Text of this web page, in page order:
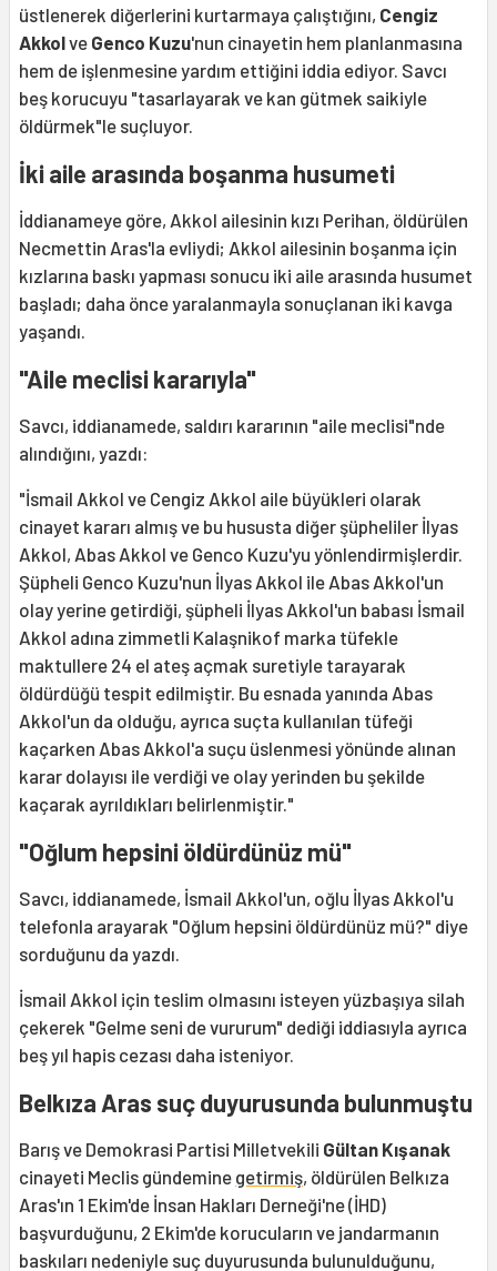
üstlenerek diğerlerini kurtarmaya çalıştığını, Cengiz
Akkolve Genco Kuzu'nun cinayetin hem planlanmasına
hem de işlenmesine yardım ettiğini iddia ediyor. Savcı
beş korucuyu "tasarlayarak ve kan gütmek saikiyle
öldürmek"le suçluyor.
İki aile arasında boşanma husumeti
İddianameye göre, Akkol ailesinin kızı Perihan, öldürülen
Necmettin Aras'la evliydi; Akkol ailesinin boşanma için
kızlarına baskı yapması sonucu iki aile arasında husumet
başladı; daha önce yaralanmayla sonuçlanan iki kavga
yaşandı.
"Aile meclisi kararıyla"
Savcı, iddianamede, saldırı kararının "aile meclisi"nde
alındığını, yazdı:
"İsmail Akkol ve Cengiz Akkol aile büyükleri olarak
cinayet kararı almış ve bu hususta diğer şüpheliler İlyas
Akkol, Abas Akkol ve Genco Kuzu'yu yönlendirmişlerdir.
Şüpheli Genco Kuzu'nun İlyas Akkol ile Abas Akkol'un
olay yerine getirdiği, şüpheli İlyas Akkol'un babası İsmail
Akkol adına zimmetli Kalaşnikof marka tüfekle
maktullere 24 el ateş açmak suretiyle tarayarak
öldürdüğü tespit edilmiştir. Bu esnada yanında Abas
Akkol'un da olduğu, ayrıca suçta kullanılan tüfeği
kaçarken Abas Akkol'a suçu üslenmesi yönünde alınan
karar dolayısı ile verdiği ve olay yerinden bu şekilde
kaçarak ayrıldıkları belirlenmiştir."
"Oğlum hepsini öldürdünüz mü"
Savcı, iddianamede, İsmail Akkol'un, oğlu İlyas Akkol'u
telefonla arayarak "Oğlum hepsini öldürdünüz mü?" diye
sorduğunu da yazdı.
İsmail Akkol için teslim olmasını isteyen yüzbaşıya silah
çekerek "Gelme seni de vururum" dediği iddiasıyla ayrıca
beş yıl hapis cezası daha isteniyor.
Belkıza Aras suç duyurusunda bulunmuştu
Barış ve Demokrasi Partisi Milletvekili Gültan Kışanak
cinayeti Meclis gündemine getirmiş, öldürülen Belkıza
Aras'ın 1 Ekim'de İnsan Hakları Derneği'ne (İHD)
başvurduğunu, 2 Ekim'de korucuların ve jandarmanın
baskıları nedeniyle suç duyurusunda bulunulduğunu,